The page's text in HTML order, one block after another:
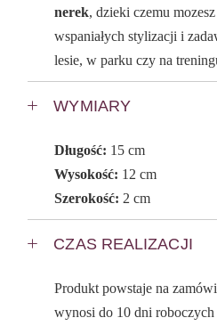
nerek, dzieki czemu
wspaniałych stylizacji i
lesie, w parku czy na
WYMIARY
Długość: 15 cm
Wysokość: 12 cm
Szerokość: 2 cm
CZAS REALIZACJI
Produkt powstaje na
wynosi do 10 dni